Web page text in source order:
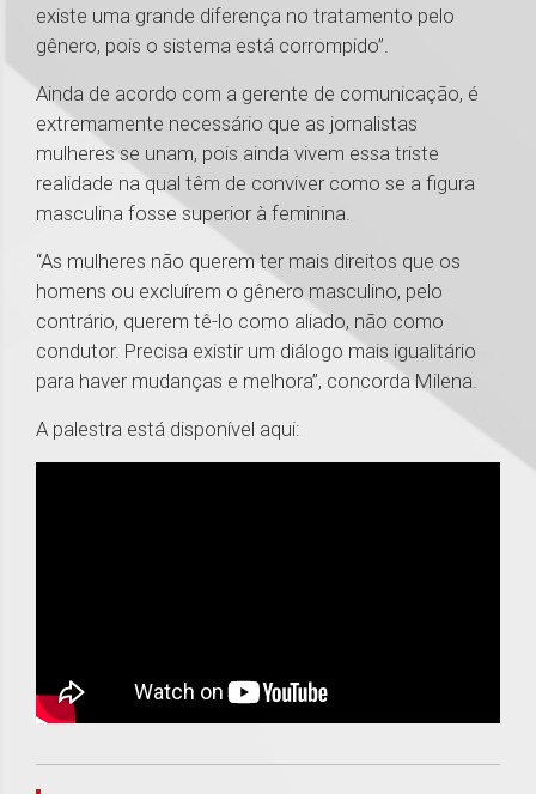
existe uma grande diferença no tratamento pelo
gênero, pois o sistema está corrompido”.
Ainda de acordo com a gerente de comunicação, é
extremamente necessário que as jornalistas
mulheres se unam, pois ainda vivem essa triste
realidade na qual têm de conviver como se a figura
masculina fosse superior à feminina.
“As mulheres não querem ter mais direitos que os
homens ou excluírem o gênero masculino, pelo
contrário, querem tê-lo como aliado, não como
condutor. Precisa existir um diálogo mais igualitário
para haver mudanças e melhora”, concorda Milena.
A palestra está disponível aqui:
1